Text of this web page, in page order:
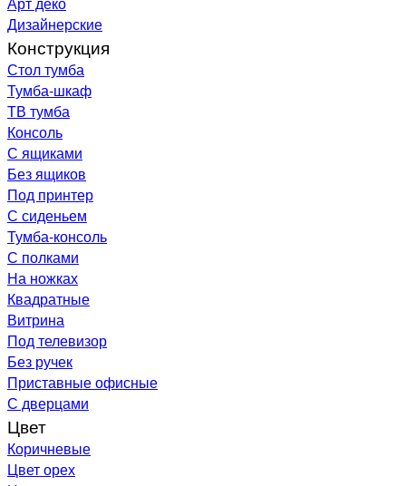
Дизайнерские
Конструкция
Стол тумба
Тумба-шкаф
ТВ тумба
Консоль
С ящиками
Без ящиков
Под принтер
С сиденьем
Тумба-консоль
С полками
На ножках
Квадратные
Витрина
Под телевизор
Без ручек
Приставные офисные
С дверцами
Цвет
Коричневые
Цвет орех